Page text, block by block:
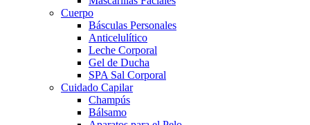
Cuerpo
Básculas Personales
Anticelulítico
Leche Corporal
Gel de Ducha
SPA Sal Corporal
Cuidado Capilar
Champús
Bálsamo